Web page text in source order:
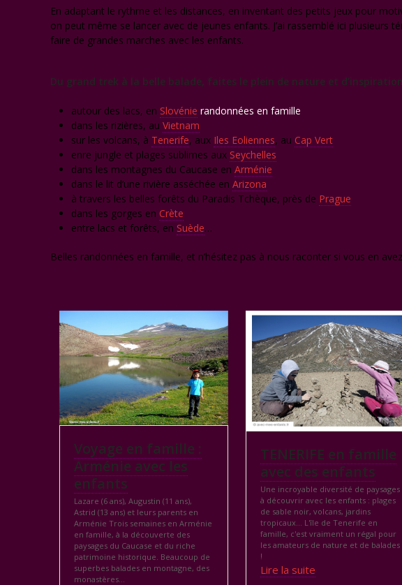
En adaptant le rythme et les distances, en inventant des petits jeux pour
on peut même se lancer avec de jeunes enfants. J’ai rassemblé ici plusieurs
faire de grandes marches avec les enfants.
Du grand trek à la belle balade, faites le plein de nature et
autour des lacs, en Slovénie randonnées en famille
dans les rizières, au Vietnam
sur les volcans, à Tenerife, aux Iles Eoliennes, au Cap Vert
enre jungle et plages sublimes aux Seychelles
dans les montagnes du Caucase en Arménie
dans le lit d’une rivière asséchée en Arizona
à travers les belles forêts du Paradis Tchèque, près de Prague
dans les gorges en Crète
entre lacs et forêts, en Suède…
Belles randonnées en famille, et n’hésitez pas à nous raconter si vous en
Voyage en famille :
Arménie avec les
enfants
Lazare (6 ans), Augustin (11 ans),
Astrid (13 ans) et leurs parents en
Arménie Trois semaines en Arménie
en famille, à la découverte des
paysages du Caucase et du riche
patrimoine historique. Beaucoup de
superbes balades en montagne, des
monastères…
TENERIFE en famille
avec des enfants
Une incroyable diversité de paysages
à découvrir avec les enfants : plages
de sable noir, volcans, jardins
tropicaux… L'île de Tenerife en
famille, c'est vraiment un régal pour
les amateurs de nature et de balades
!
Lire la suite